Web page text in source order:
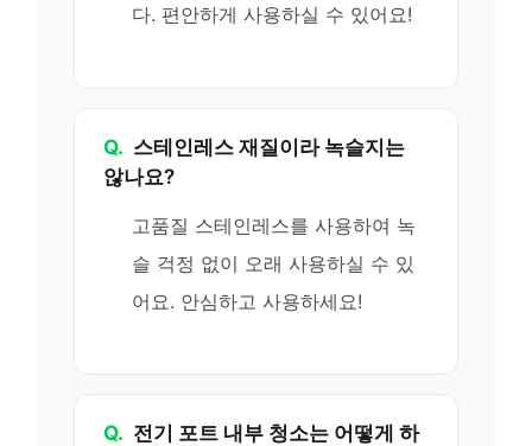
다. 편안하게 사용하실 수 있어요!
Q. 스테인레스 재질이라 녹슬지는
않나요?
고품질 스테인레스를 사용하여 녹
슬 걱정 없이 오래 사용하실 수 있
어요. 안심하고 사용하세요!
Q. 전기 포트 내부 청소는 어떻게 하